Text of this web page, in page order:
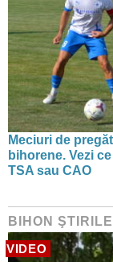
Meciuri de
bihorene. Vezi
TSA sau CAO
BIHON
VIDEO